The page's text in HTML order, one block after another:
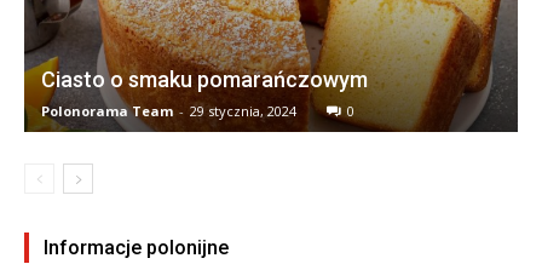
Ciasto o smaku pomarańczowym
Polonorama Team - 29 stycznia, 2024 0
Informacje polonijne